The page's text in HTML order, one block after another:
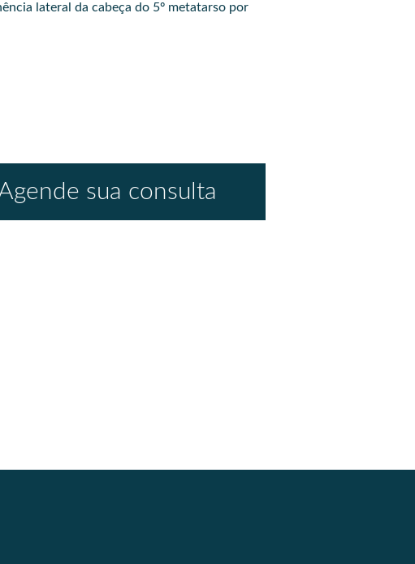
lateral da cabeça do 5º metatarso por
sua consulta